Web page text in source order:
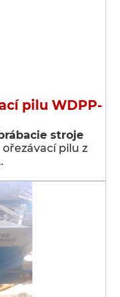
pilu WDPP-
stroje
pilu z